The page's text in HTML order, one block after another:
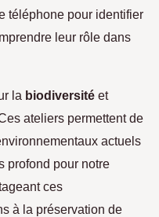
téléphone pour identifier
leur rôle dans
la biodiversité et
ateliers permettent de
actuels
profond pour notre
ces
à la préservation de